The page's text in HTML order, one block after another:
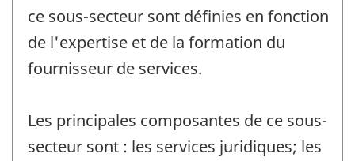
ce sous-secteur sont définies en fonction
de l'expertise et de la formation du
fournisseur de services.
Les principales composantes de ce sous-
secteur sont : les services juridiques; les